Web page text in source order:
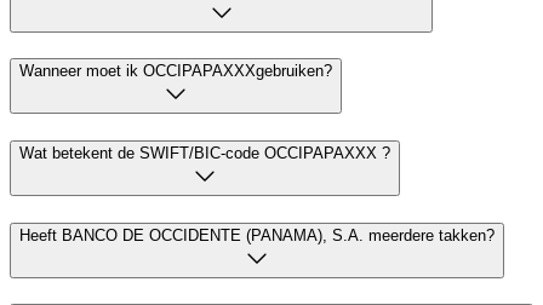
Wanneer moet ik OCCIPAPAXXXgebruiken?
Wat betekent de SWIFT/BIC-code OCCIPAPAXXX ?
Heeft BANCO DE OCCIDENTE (PANAMA), S.A. meerdere takken?